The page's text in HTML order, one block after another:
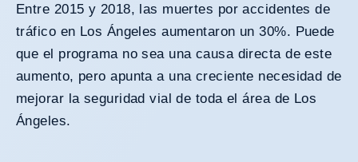
Entre 2015 y 2018, las muertes por accidentes de
tráfico en Los Ángeles aumentaron un 30%. Puede
que el programa no sea una causa directa de este
aumento, pero apunta a una creciente necesidad de
mejorar la seguridad vial de toda el área de Los
Ángeles.